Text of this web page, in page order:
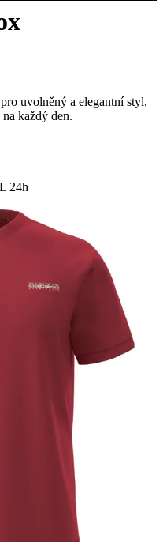
uvolněný a elegantní styl,
každý den.
24h